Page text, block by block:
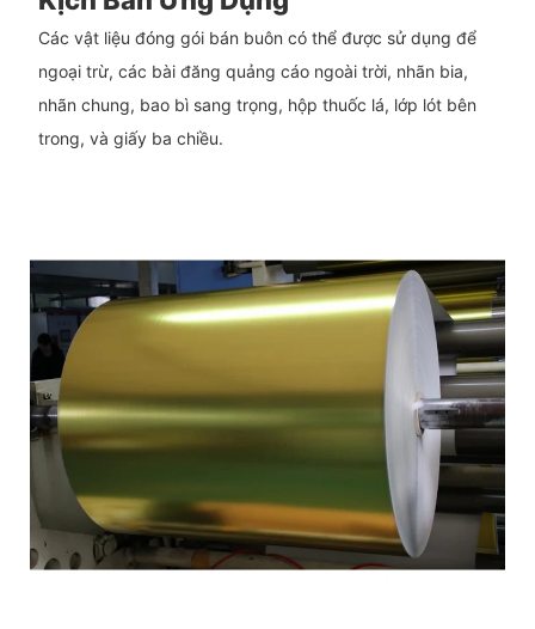
Các vật liệu đóng gói bán buôn có thể được sử dụng để
ngoại trừ, các bài đăng quảng cáo ngoài trời, nhãn bia,
nhãn chung, bao bì sang trọng, hộp thuốc lá, lớp lót bên
trong, và giấy ba chiều.